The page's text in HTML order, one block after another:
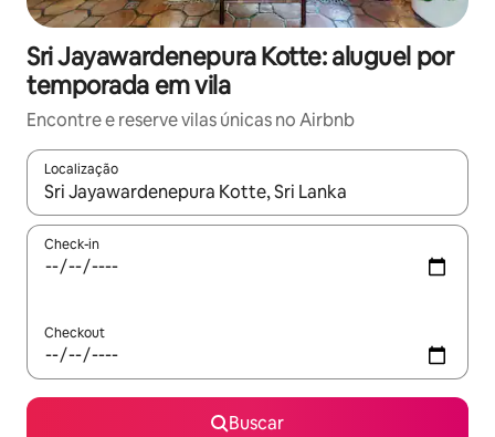
Sri Jayawardenepura Kotte: aluguel por
temporada em vila
Encontre e reserve vilas únicas no Airbnb
Localização
Quando os resultados estiverem disponíveis, explore-os
Check-in
Checkout
Buscar